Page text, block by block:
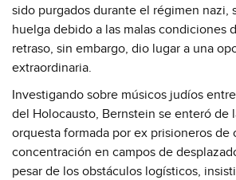
sido purgados durante el régimen nazi,
huelga debido a las malas condiciones
retraso, sin embargo, dio lugar a una
extraordinaria.
Investigando sobre músicos judíos
del Holocausto, Bernstein se enteró de
orquesta formada por ex prisioneros de
concentración en campos de
pesar de los obstáculos logísticos,